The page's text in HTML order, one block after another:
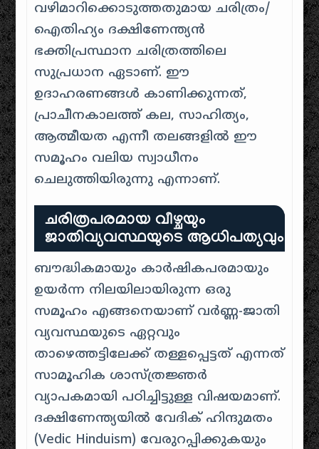
വഴിമാറിക്കൊടുത്തതുമായ ചരിത്രം/
ഐതിഹ്യം ദക്ഷിണേന്ത്യൻ
ഭക്തിപ്രസ്ഥാന ചരിത്രത്തിലെ
സുപ്രധാന ഏടാണ്. ഈ
ഉദാഹരണങ്ങൾ കാണിക്കുന്നത്,
പ്രാചീനകാലത്ത് കല, സാഹിത്യം,
ആത്മീയത എന്നീ തലങ്ങളിൽ ഈ
സമൂഹം വലിയ സ്വാധീനം
ചെലുത്തിയിരുന്നു എന്നാണ്.
ചരിത്രപരമായ വീഴ്ചയും
ജാതിവ്യവസ്ഥയുടെ ആധിപത്യവും
ബൗദ്ധികമായും കാർഷികപരമായും
ഉയർന്ന നിലയിലായിരുന്ന ഒരു
സമൂഹം എങ്ങനെയാണ് വർണ്ണ-ജാതി
വ്യവസ്ഥയുടെ ഏറ്റവും
താഴെത്തട്ടിലേക്ക് തള്ളപ്പെട്ടത് എന്നത്
സാമൂഹിക ശാസ്ത്രജ്ഞർ
വ്യാപകമായി പഠിച്ചിട്ടുള്ള വിഷയമാണ്.
ദക്ഷിണേന്ത്യയിൽ വേദിക് ഹിന്ദുമതം
(Vedic Hinduism) വേരുറപ്പിക്കുകയും